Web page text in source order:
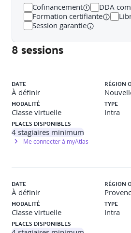
Les acteurs du marché
· Conteneurs
· Orchestrateurs
· Choix : Cloud privée/public/
Architecture DevOps
· Architecture « micro-services »
· Produits du marché
Fonctionnement de Kubernetes
Cofinancement
DDA
Formation certifiante
Session garantie
8 sessions
DATE
À définir
RÉGION
MODALITÉ
Classe virtuelle
TYPE
Intra
PLACES DISPONIBLES
4 stagiaires minimum
Me connecter à myAtlas
DATE
À définir
RÉGION
MODALITÉ
Classe virtuelle
TYPE
Intra
PLACES DISPONIBLES